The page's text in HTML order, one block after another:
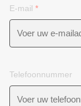
E-mail *
Telefoonnummer